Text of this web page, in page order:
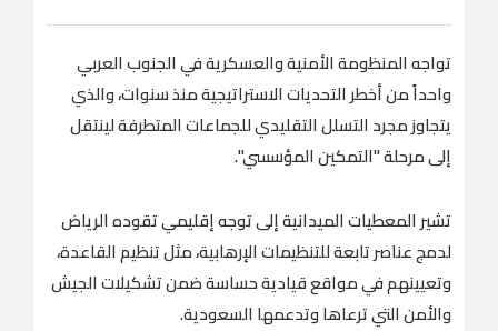
تواجه المنظومة الأمنية والعسكرية في الجنوب العربي
واحداً من أخطر التحديات الاستراتيجية منذ سنوات، والذي
يتجاوز مجرد التسلل التقليدي للجماعات المتطرفة لينتقل
إلى مرحلة "التمكين المؤسسي".
تشير المعطيات الميدانية إلى توجه إقليمي تقوده الرياض
لدمج عناصر تابعة للتنظيمات الإرهابية، مثل تنظيم القاعدة،
وتعيينهم في مواقع قيادية حساسة ضمن تشكيلات الجيش
والأمن التي ترعاها وتدعمها السعودية.